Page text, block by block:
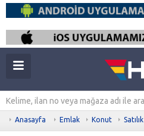
Anasayfa Emlak Konut Satılık